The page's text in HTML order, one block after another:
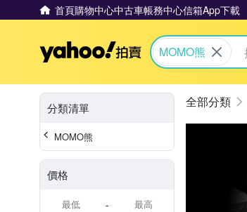
首頁購物中心中古車帳務中心信箱App下載
Yahoo拍賣
MOMO熊
分類清單
MOMO熊
價格
-